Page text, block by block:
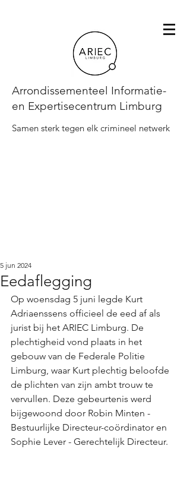
Arrondissementeel Informatie-
en Expertisecentrum Limburg
Samen sterk tegen elk crimineel netwerk
Eedaflegging
5 jun 2024
Op woensdag 5 juni legde Kurt
Adriaenssens officieel de eed af als
jurist bij het ARIEC Limburg. De
plechtigheid vond plaats in het
gebouw van de Federale Politie
Limburg, waar Kurt plechtig beloofde
de plichten van zijn ambt trouw te
vervullen. Deze gebeurtenis werd
bijgewoond door Robin Minten -
Bestuurlijke Directeur-coördinator en
Sophie Lever - Gerechtelijk Directeur.